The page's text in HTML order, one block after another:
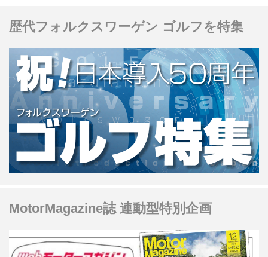
歴代フォルクスワーゲン ゴルフを特集
MotorMagazine誌 連動型特別企画